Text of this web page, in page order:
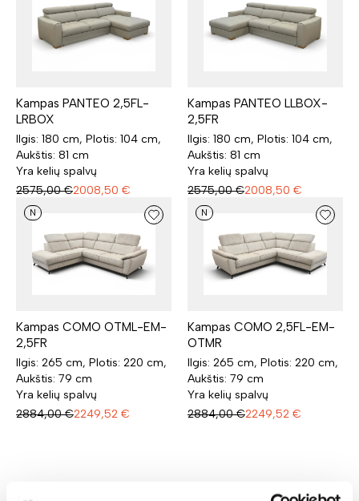
Kampas PANTEO 2,5FL-
LRBOX
Ilgis: 180 cm, Plotis: 104 cm,
Aukštis: 81 cm
Yra kelių spalvų
2575,00 €2008,50 €
Kampas PANTEO LLBOX-
2,5FR
Ilgis: 180 cm, Plotis: 104 cm,
Aukštis: 81 cm
Yra kelių spalvų
2575,00 €2008,50 €
N
Kampas COMO OTML-EM-
2,5FR
Ilgis: 265 cm, Plotis: 220 cm,
Aukštis: 79 cm
Yra kelių spalvų
2884,00 €2249,52 €
N
Kampas COMO 2,5FL-EM-
OTMR
Ilgis: 265 cm, Plotis: 220 cm,
Aukštis: 79 cm
Yra kelių spalvų
2884,00 €2249,52 €